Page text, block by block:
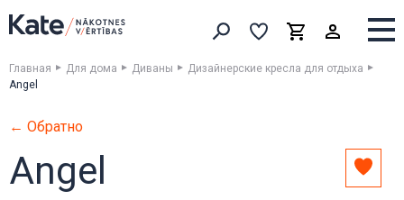
Искать товары
ВыборкаКорзинаВыборка
Главная Для дома Диваны
Дизайнерские кресла для отдыха
Angel
← Обратно
Angel